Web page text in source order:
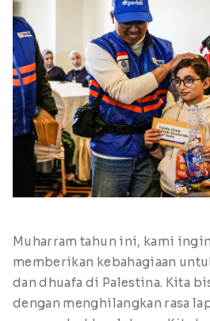
Muharram tahun ini, kami
memberikan kebahagiaan
dan dhuafa di Palestina. Kita
dengan menghilangkan rasa